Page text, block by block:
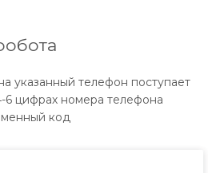
указанный телефон поступает
6 цифрах номера телефона
код